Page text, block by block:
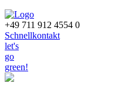
+49 711 912 4554 0
Schnellkontakt
let's
go
green!